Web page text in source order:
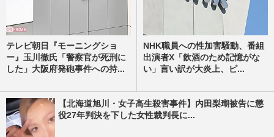
テレビ朝日『モーニングショ
ー』玉川徹氏「警察官が死刑に
した」大阪府発砲事件への持...
NHK職員への性加害騒動、番組
出演者X「飲酒のため記憶がな
い」言い訳が大炎上、ピ...
【北海道旭川・女子高生殺害事件】内田梨瑚被告に懲
役27年判決を下した女性裁判長に...